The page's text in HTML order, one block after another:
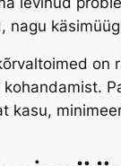
nagu
on
kohandamist.
kasu,